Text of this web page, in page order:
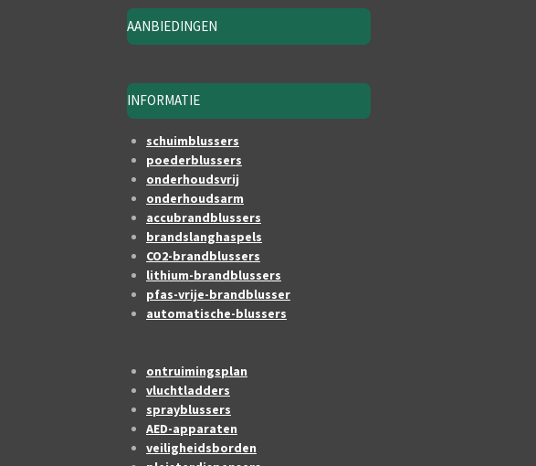
AANBIEDINGEN
INFORMATIE
schuimblussers
poederblussers
onderhoudsvrij
onderhoudsarm
accubrandblussers
brandslanghaspels
CO2-brandblussers
lithium-brandblussers
pfas-vrije-brandblusser
automatische-blussers
ontruimingsplan
vluchtladders
sprayblussers
AED-apparaten
veiligheidsborden